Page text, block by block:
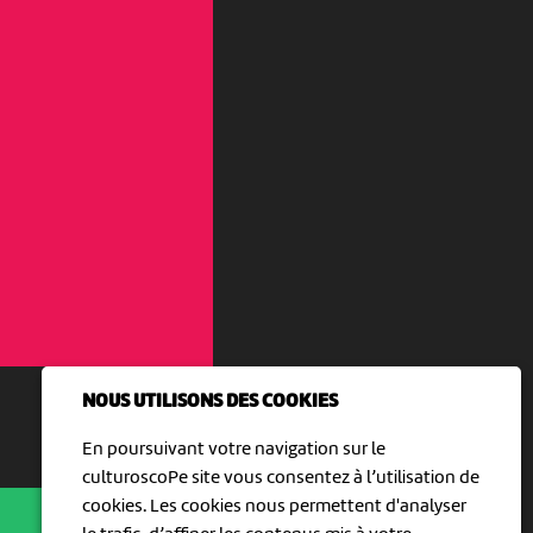
NOUS UTILISONS DES COOKIES
En poursuivant votre navigation sur le
culturoscoPe site vous consentez à l’utilisation de
cookies. Les cookies nous permettent d'analyser